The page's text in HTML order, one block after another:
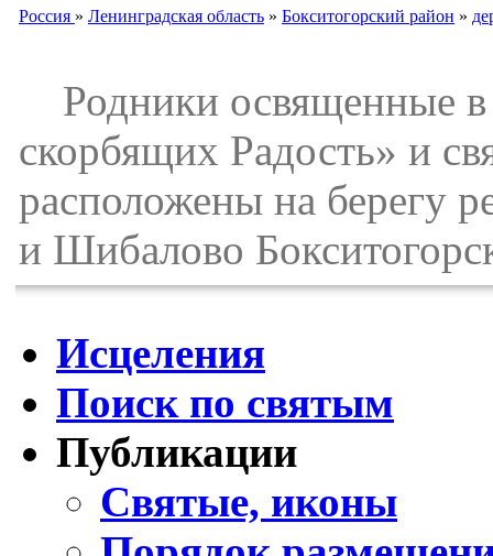
Россия » Ленинградская область » Бокситогорский район »
Родники освященные в
скорбящих Радость» и
расположены на берегу
и Шибалово
Исцеления
Поиск по святым
Публикации
Святые, иконы